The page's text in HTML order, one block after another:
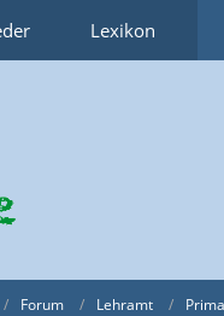
Lexikon
Forum Lehramt